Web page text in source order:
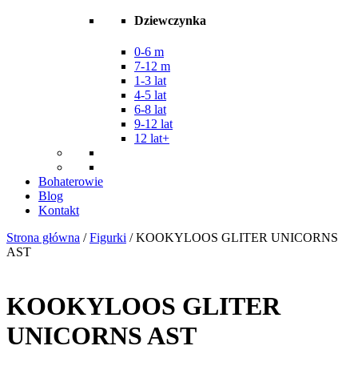
Dziewczynka
0-6 m
7-12 m
1-3 lat
4-5 lat
6-8 lat
9-12 lat
12 lat+
Bohaterowie
Blog
Kontakt
Strona główna /Figurki / KOOKYLOOS GLITER UNICORNS
AST
KOOKYLOOS GLITER
UNICORNS AST